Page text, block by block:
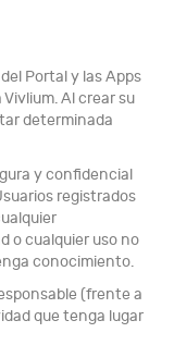
Portal y las Apps
Al crear su
determinada
y confidencial
registrados
o cualquier uso no
conocimiento.
(frente a
que tenga lugar